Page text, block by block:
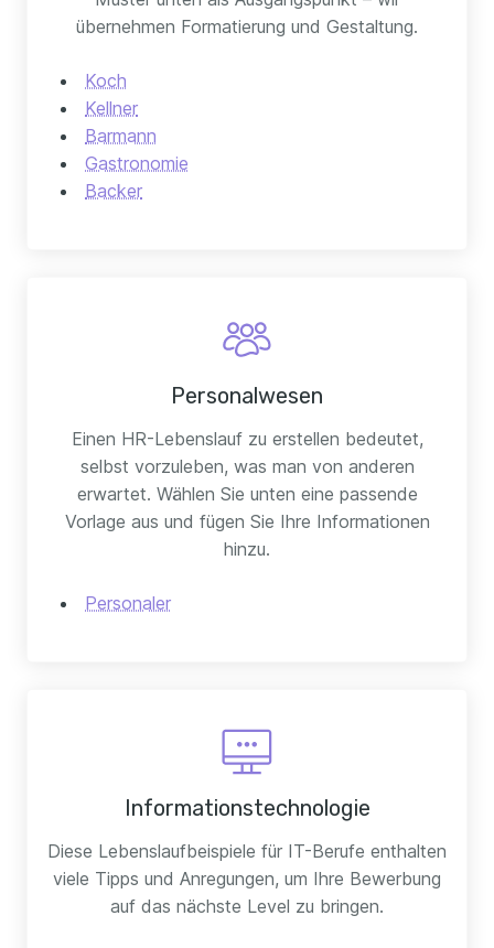
übernehmen Formatierung und Gestaltung.
Koch
Kellner
Barmann
Gastronomie
Backer
Personalwesen
Einen HR-Lebenslauf zu erstellen bedeutet,
selbst vorzuleben, was man von anderen
erwartet. Wählen Sie unten eine passende
Vorlage aus und fügen Sie Ihre Informationen
hinzu.
Personaler
Informationstechnologie
Diese Lebenslaufbeispiele für IT-Berufe enthalten
viele Tipps und Anregungen, um Ihre Bewerbung
auf das nächste Level zu bringen.